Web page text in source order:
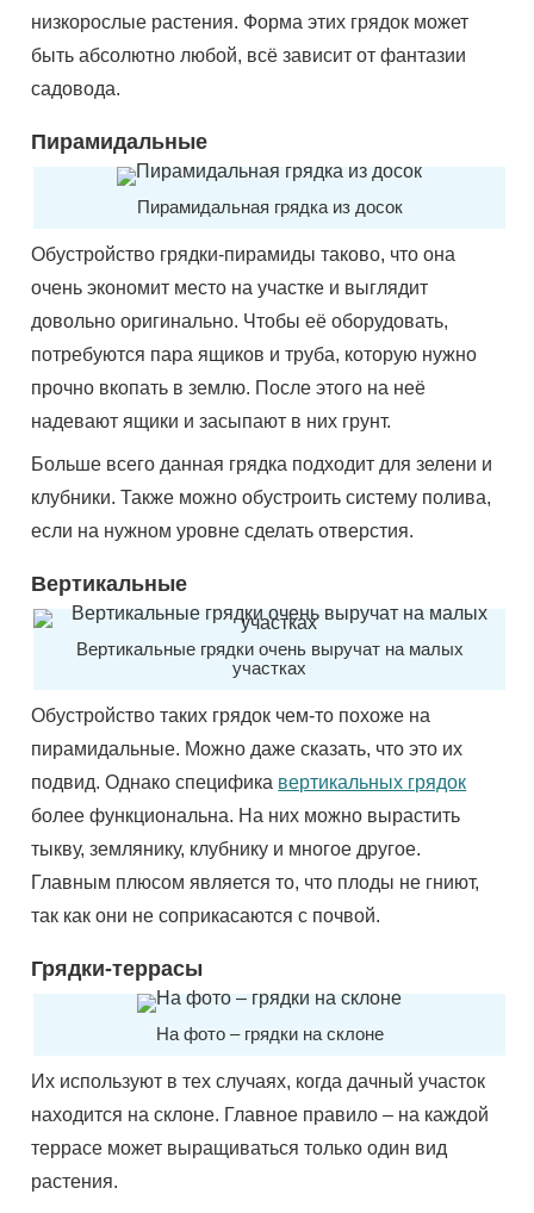
низкорослые растения. Форма этих грядок может
быть абсолютно любой, всё зависит от фантазии
садовода.
Пирамидальные
Пирамидальная грядка из досок
Обустройство грядки-пирамиды таково, что она
очень экономит место на участке и выглядит
довольно оригинально. Чтобы её оборудовать,
потребуются пара ящиков и труба, которую нужно
прочно вкопать в землю. После этого на неё
надевают ящики и засыпают в них грунт.
Больше всего данная грядка подходит для зелени и
клубники. Также можно обустроить систему полива,
если на нужном уровне сделать отверстия.
Вертикальные
Вертикальные грядки очень выручат на малых
участках
Обустройство таких грядок чем-то похоже на
пирамидальные. Можно даже сказать, что это их
подвид. Однако специфика вертикальных грядок
более функциональна. На них можно вырастить
тыкву, землянику, клубнику и многое другое.
Главным плюсом является то, что плоды не гниют,
так как они не соприкасаются с почвой.
Грядки-террасы
На фото – грядки на склоне
Их используют в тех случаях, когда дачный участок
находится на склоне. Главное правило – на каждой
террасе может выращиваться только один вид
растения.